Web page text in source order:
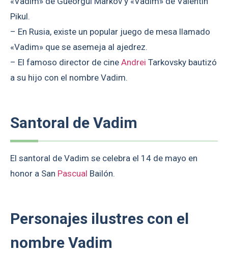
Pikul.
– En Rusia, existe un popular juego de mesa llamado
«Vadim» que se asemeja al ajedrez.
– El famoso director de cine Andrei Tarkovsky bautizó
a su hijo con el nombre Vadim.
Santoral de Vadim
El santoral de Vadim se celebra el 14 de mayo en
honor a San Pascual Bailón.
Personajes ilustres con el
nombre Vadim